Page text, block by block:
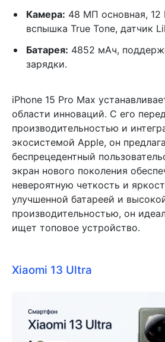
Камера: 48 МП основная,
вспышка True Tone, датчик
Батарея: 4852 мАч,
зарядки.
iPhone 15 Pro Max
области инноваций. С его
производительностью и
экосистемой Apple, он
беспрецедентный
экран нового поколения
невероятную четкость и
улучшенной батареей и
производительностью, он
ищет топовое устройство.
Xiaomi 13 Ultra